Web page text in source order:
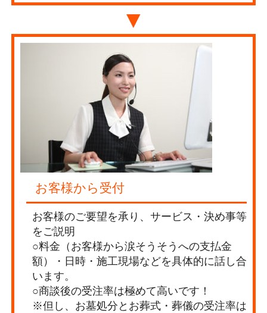
▼
お客様から受付
お客様のご要望を承り、サービス・決め事等
をご説明
○料金（お客様から涙そうそうへの支払金
額）・日時・施工現場などを具体的に話し合
います。
○商談後の受注率は極めて高いです！
※但し、お墓処分とお葬式・葬儀の受注率は